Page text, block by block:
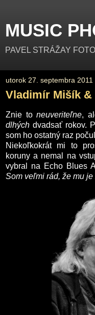
MUSIC
PAVEL STRÁŽAY
utorok 27. septembra 2011
Vladimír Mišík &
Znie toneuveriteľne,
dlhých dvadsať rokov.
som ho ostatný raz počul
Niekoľkokrát mi to
koruny a nemal na
vybral na Echo Blues
Som veľmi rád, že mu je